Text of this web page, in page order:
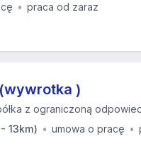
praca od zaraz
)
z ograniczoną
13km)
umowa o pracę